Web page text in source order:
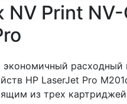
Print
расходный
HP LaserJet Pro
из трех